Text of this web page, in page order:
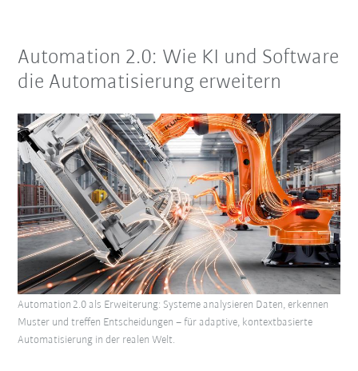
Automation 2.0: Wie KI und Software
die Automatisierung erweitern
Automation 2.0 als Erweiterung: Systeme analysieren Daten, erkennen
Muster und treffen Entscheidungen – für adaptive, kontextbasierte
Automatisierung in der realen Welt.